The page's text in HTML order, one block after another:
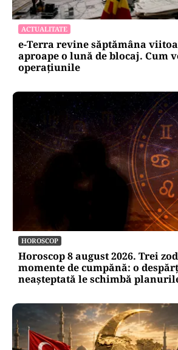
ACTUALITATE
e-Terra revine săptămâna
aproape o lună de blocaj. Cum
operațiunile
HOROSCOP
Horoscop 8 august 2026. Trei
momente de cumpănă: o
neașteptată le schimbă